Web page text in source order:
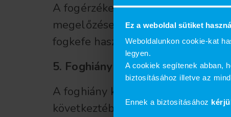
Ez a weboldal sütiket
Weboldalunkon cookie-kat
legyen.
A cookiek segítenek abban,
biztosításához illetve az
Ennek a biztosításához
A fogérzékenység a fogak hőre,
megelőzése érdekében
fogkefe használatát, valamint a
5. Foghiány és protetika
A foghiány különböző okokból
következtében. A foghiány nem